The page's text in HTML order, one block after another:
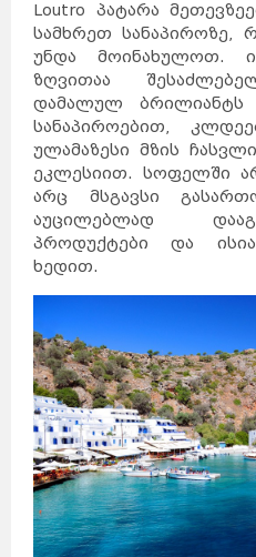
Loutro პატარა
სამხრეთ სანაპიროზე,
უნდა მოინახულოთ.
ზღვითაა
დამალულ ბრილიანტს
სანაპიროებით,
ულამაზესი მზის
ეკლესიით. სოფელში
არც მსგავსი
აუცილებლად
პროდუქტები და
ხედით.